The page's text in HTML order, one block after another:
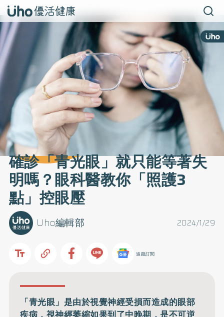
確診「青光眼」就只能等著失
明嗎？眼科醫教你「照護3
點」控眼壓
2024/1/29
Uho編輯部
追蹤訂閱
「青光眼」是由於視覺神經受損而造成的眼部
疾病，視神經萎縮如果到了中晚期，是不可逆